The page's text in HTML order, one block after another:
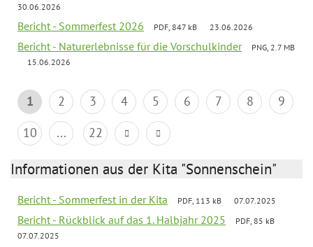
30.06.2026
Bericht - Sommerfest 2026 PDF, 847 kB 23.06.2026
Bericht - Naturerlebnisse für die Vorschulkinder
PNG, 2.7 MB
15.06.2026
1 2 3 4 5 6 7 8
9
10
... 22
Informationen aus der Kita "Sonnenschein"
Bericht - Sommerfest in der Kita PDF, 113 kB 07.07.2025
Bericht - Rückblick auf das 1. Halbjahr 2025
PDF, 85 kB
07.07.2025